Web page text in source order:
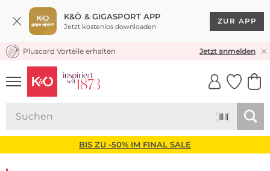
K&Ö & GIGASPORT APP
Jetzt kostenlos downloaden
ZUR APP
KOSTENLOSER VERSAND* & RÜCKVERSAND
Pluscard Vorteile erhalten Jetzt anmelden
UNSERE APP
CLICK &
BIS ZU -50% IM FINAL SALE